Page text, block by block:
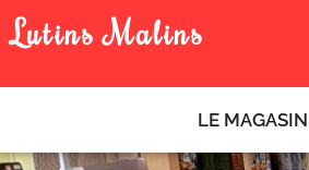
Aller
auLutins Malins
LE MAGASIN